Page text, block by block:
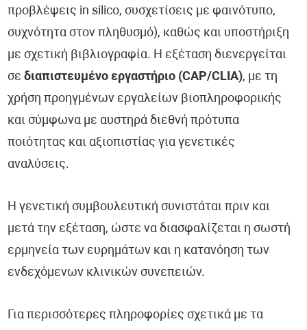
προβλέψεις in silico, συσχετίσεις με φαινότυπο,
συχνότητα στον πληθυσμό), καθώς και υποστήριξη
με σχετική βιβλιογραφία. Η εξέταση διενεργείται
σεδιαπιστευμένο εργαστήριο (CAP/CLIA), με τη
χρήση προηγμένων εργαλείων βιοπληροφορικής
και σύμφωνα με αυστηρά διεθνή πρότυπα
ποιότητας και αξιοπιστίας για γενετικές
αναλύσεις.
Η γενετική συμβουλευτική συνιστάται πριν και
μετά την εξέταση, ώστε να διασφαλίζεται η σωστή
ερμηνεία των ευρημάτων και η κατανόηση των
ενδεχόμενων κλινικών συνεπειών.
Για περισσότερες πληροφορίες σχετικά με τα